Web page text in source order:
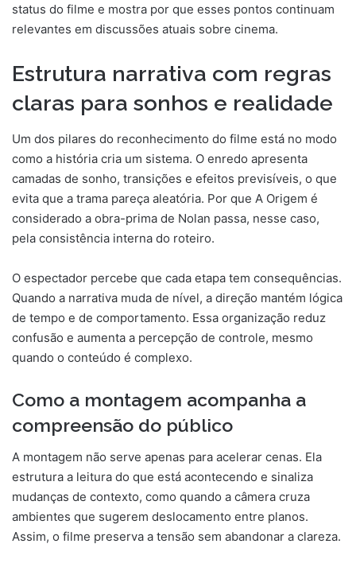
status do filme e mostra por que esses pontos continuam
relevantes em discussões atuais sobre cinema.
Estrutura narrativa com regras
claras para sonhos e realidade
Um dos pilares do reconhecimento do filme está no modo
como a história cria um sistema. O enredo apresenta
camadas de sonho, transições e efeitos previsíveis, o que
evita que a trama pareça aleatória. Por que A Origem é
considerado a obra-prima de Nolan passa, nesse caso,
pela consistência interna do roteiro.
O espectador percebe que cada etapa tem consequências.
Quando a narrativa muda de nível, a direção mantém lógica
de tempo e de comportamento. Essa organização reduz
confusão e aumenta a percepção de controle, mesmo
quando o conteúdo é complexo.
Como a montagem acompanha a
compreensão do público
A montagem não serve apenas para acelerar cenas. Ela
estrutura a leitura do que está acontecendo e sinaliza
mudanças de contexto, como quando a câmera cruza
ambientes que sugerem deslocamento entre planos.
Assim, o filme preserva a tensão sem abandonar a clareza.